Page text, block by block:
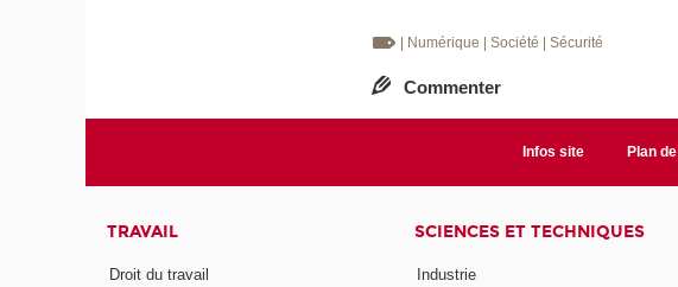
| Numérique | Société | Sécurité
Commenter
Infos site Plan
TRAVAIL
Droit du travail
SCIENCES ET TECHNIQUES
Industrie